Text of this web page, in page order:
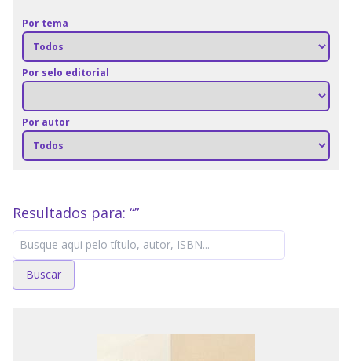
Por tema
Por selo editorial
Por autor
Resultados para: “”
Buscar